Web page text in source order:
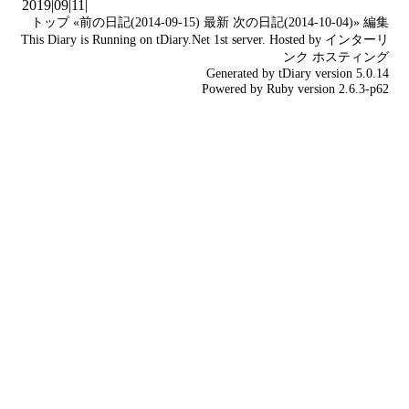
2019|09|11|
トップ «前の日記(2014-09-15) 最新 次の日記(2014-10-04)» 編集
This Diary is Running on tDiary.Net1st server. Hosted by インターリ
ンク ホスティング
Generated by tDiaryversion 5.0.14
Powered by Rubyversion 2.6.3-p62